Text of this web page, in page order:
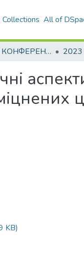
All of
МАТЕРІАЛИ КОНФЕРЕНЦІЙ 2023
KB)